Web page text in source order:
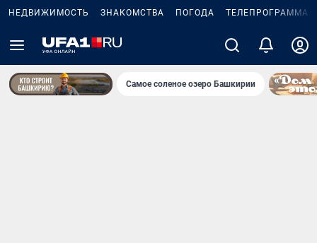
НЕДВИЖИМОСТЬ ЗНАКОМСТВА ПОГОДА ТЕЛЕПРОГРАММА
Самое соленое озеро Башкирии